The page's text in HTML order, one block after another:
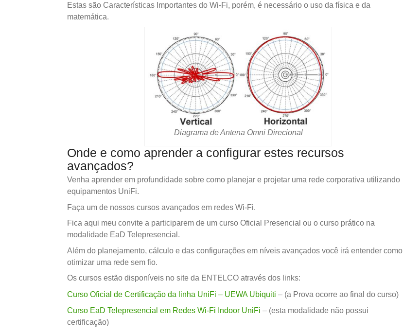
Estas são Características Importantes do Wi-Fi, porém, é necessário o uso da física e da
matemática.
Diagrama de Antena Omni Direcional
Onde e como aprender a configurar estes recursos
avançados?
Venha aprender em profundidade sobre como planejar e projetar uma rede corporativa utilizando
equipamentos UniFi.
Faça um de nossos cursos avançados em redes Wi-Fi.
Fica aqui meu convite a participarem de um curso Oficial Presencial ou o curso prático na
modalidade EaD Telepresencial.
Além do planejamento, cálculo e das configurações em níveis avançados você irá entender como
otimizar uma rede sem fio.
Os cursos estão disponíveis no site da ENTELCO através dos links:
Curso Oficial de Certificação da linha UniFi – UEWA Ubiquiti – (a Prova ocorre ao final do curso)
Curso EaD Telepresencial em Redes Wi-Fi Indoor UniFi – (esta modalidade não possui
certificação)